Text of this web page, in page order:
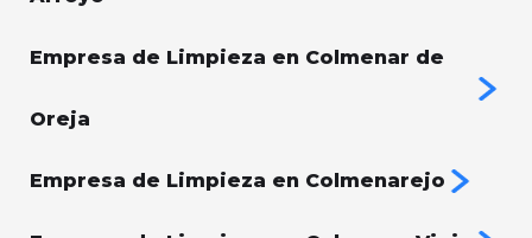
Empresa de Limpieza en Colmenar de
Oreja
Empresa de Limpieza en Colmenarejo